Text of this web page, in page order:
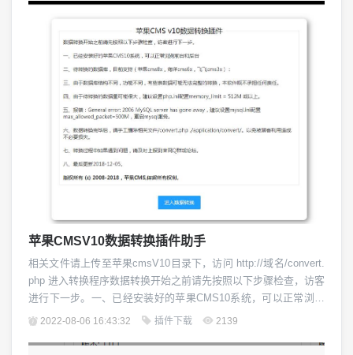
可添加完成后 就会显示 蜘蛛统...
苹果CMSV10数据转换插件助手
相关文件请上传至苹果cmsV10目录下，访问 http://域名/convert.
php 进入转换程序数据转换开始之前请先按照以下步骤检查，访客
进行下一步。一、已经安装好的苹果CMS10系统，可以正常浏览
前台和后台二、待转换的数据库，目前支持(苹果cmsv8，海洋cm
可能无法完整的转换，本软件概不承担任何责任。四、由于待转
2022-08-06 16:43:32 插件下载 2139